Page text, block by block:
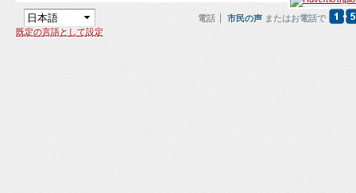
既定の言語として設定
電話 市民の声 またはお電話で